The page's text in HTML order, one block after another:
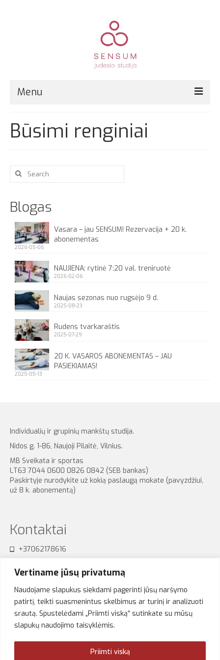
Vertiname jūsų privatumą
Naudojame slapukus siekdami pagerinti jūsų naršymo
patirtį, teikti suasmenintus skelbimus ar turinį ir analizuoti
srautą. Spustelėdami „Priimti viską“ sutinkate su mūsų
slapukų naudojimo taisyklėmis.
Priimti viską
Menu
Grupinės treniruotės
Registracija
Kontaktai
Apie
Būsimi renginiai
Search
for:
Blogas
Vasara – jau SENSUM! Rezervacija + 20 k.
abonementas
2026-05-06
NAUJIENA: rytinė 7:20 val. treniruotė
2026-02-06
Naujas sezonas nuo rugsėjo 9 d.
2025-08-23
Rudens tvarkaraštis
2025-07-29
20 K. VASAROS ABONEMENTAS – JAU
PASIEKIAMAS!
2025-05-13
Individualių ir grupinių mankštų studija.
Nidos g. 1-86, Naujoji Pilaitė, Vilnius.
MB Sveikata ir sportas
LT63 7044 0600 0826 0842 (SEB bankas)
Paskirtyje nurodykite už kokią paslaugą mokate (pavyzdžiui,
už 8 k. abonementą)
Kontaktai
+37062178616
Akimirkos